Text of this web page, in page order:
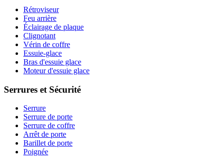
Rétroviseur
Feu arrière
Éclairage de plaque
Clignotant
Vérin de coffre
Essuie-glace
Bras d'essuie glace
Moteur d'essuie glace
Serrures et Sécurité
Serrure
Serrure de porte
Serrure de coffre
Arrêt de porte
Barillet de porte
Poignée